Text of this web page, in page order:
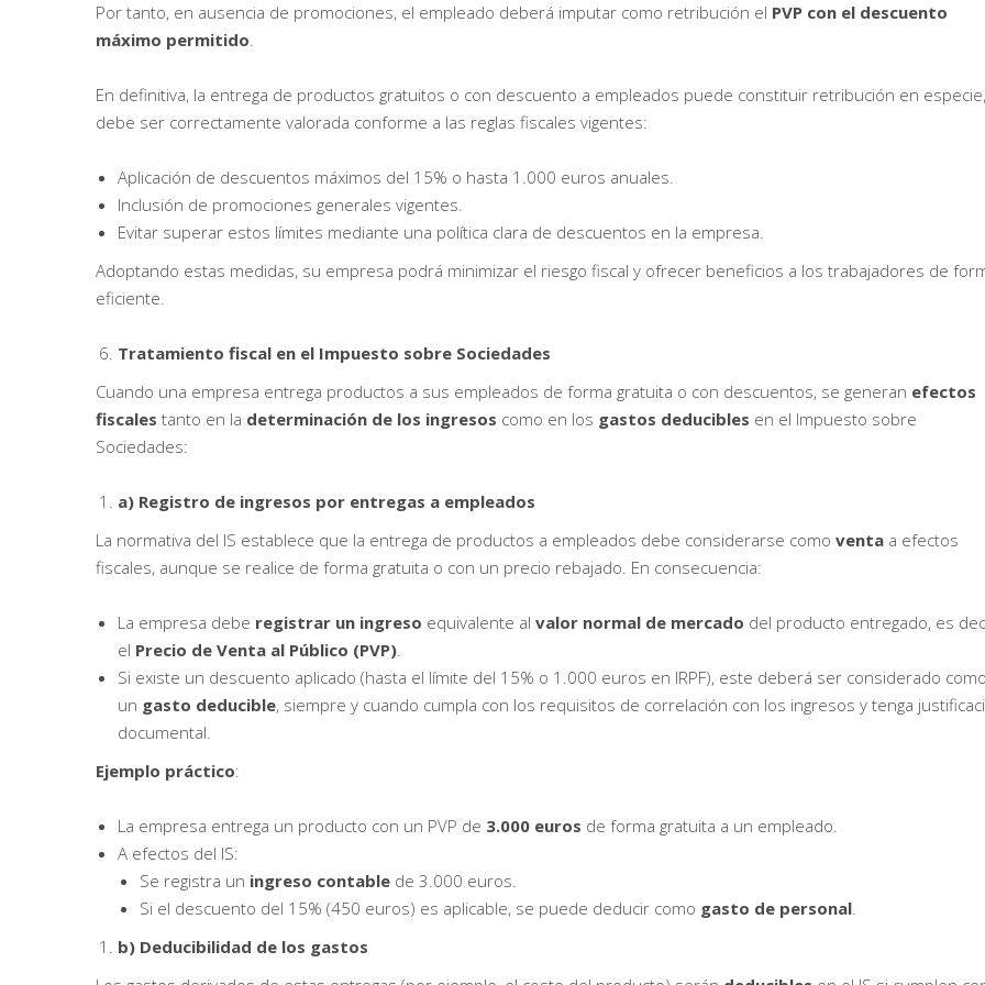
Por tanto, en ausencia de promociones, el empleado deberá imputar como retribución el PVP con el descuento
máximo permitido.
En definitiva, la entrega de productos gratuitos o con descuento a empleados puede constituir retribución en
debe ser correctamente valorada conforme a las reglas fiscales vigentes:
Aplicación de descuentos máximos del 15% o hasta 1.000 euros anuales.
Inclusión de promociones generales vigentes.
Evitar superar estos límites mediante una política clara de descuentos en la empresa.
Adoptando estas medidas, su empresa podrá minimizar el riesgo fiscal y ofrecer beneficios a los trabajadores de
eficiente.
Tratamiento fiscal en el Impuesto sobre Sociedades
Cuando una empresa entrega productos a sus empleados de forma gratuita o con descuentos, se generan efectos
fiscales tanto en la determinación de los ingresos como en los gastos deducibles en el Impuesto sobre
Sociedades:
a) Registro de ingresos por entregas a empleados
La normativa del IS establece que la entrega de productos a empleados debe considerarse como venta a efectos
fiscales, aunque se realice de forma gratuita o con un precio rebajado. En consecuencia:
La empresa debe registrar un ingreso equivalente al valor normal de mercado del producto entregado, es
el Precio de Venta al Público (PVP).
Si existe un descuento aplicado (hasta el límite del 15% o 1.000 euros en IRPF), este deberá ser considerado
un gasto deducible, siempre y cuando cumpla con los requisitos de correlación con los ingresos y tenga
documental.
Ejemplo práctico:
La empresa entrega un producto con un PVP de 3.000 euros de forma gratuita a un empleado.
A efectos del IS:
Se registra un ingreso contable de 3.000 euros.
Si el descuento del 15% (450 euros) es aplicable, se puede deducir como gasto de personal.
b) Deducibilidad de los gastos